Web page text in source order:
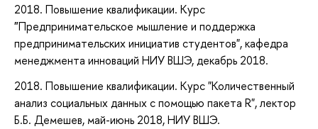
2018. Повышение квалификации. Курс
"Предпринимательское мышление и поддержка
предпринимательских инициатив студентов", кафедра
менеджмента инноваций НИУ ВШЭ, декабрь 2018.
2018. Повышение квалификации. Курс "Количественный
анализ социальных данных с помощью пакета R", лектор
Б.Б. Демешев, май-июнь 2018, НИУ ВШЭ.